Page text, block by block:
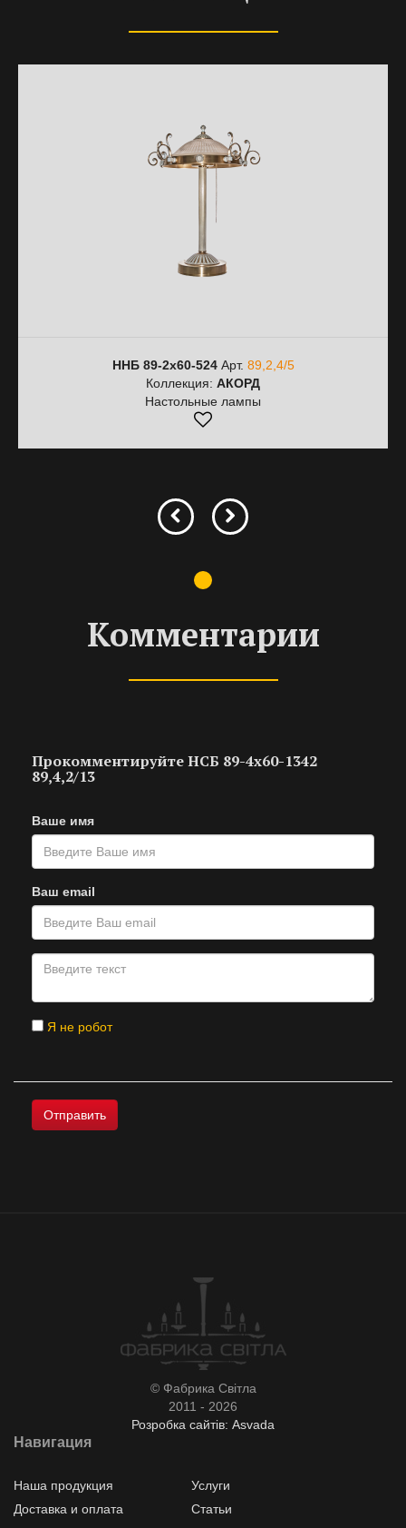
ННБ 89-2х60-524Арт. 89,2,4/5
Коллекция: АКОРД
Настольные лампы
Комментарии
Прокомментируйте НСБ 89-4х60-1342
89,4,2/13
Ваше имя
Ваш email
Я не робот
© Фабрика Світла
2011 - 2026
Розробка сайтів: Asvada
Навигация
Наша продукция
Услуги
Доставка и оплата
Статьи